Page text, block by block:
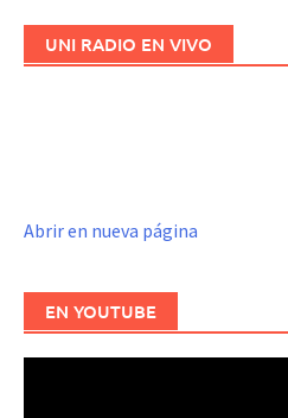
UNI RADIO EN VIVO
Abrir en nueva página
EN YOUTUBE